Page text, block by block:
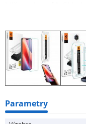
hydrofobní vrstvou,
prstů nebo jiných
čisté a dokonale
neovlivňuje citlivost
hladkostí, díky níž
potěšením. Sklo je
poškození obrazovky
Zjistěte, jak je to
Parametry